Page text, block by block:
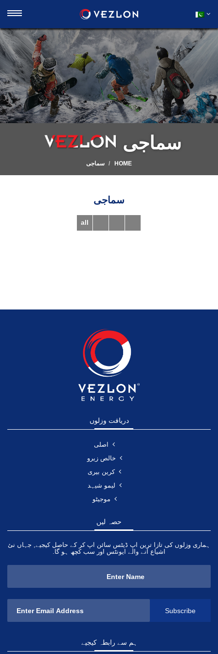
سماجی
HOME سماجی
سماجی
all
دریافت وزلوں
اصلی
خالص زیرو
کرین بیری
لیمو شیہد
موجیٹو
حصہ لیں
ہماری وزلوں کی تازا ترین اپ ڈیٹس سائن اپ کر کے حاصل کیجیے, جہاں نئ
اشیاع آنے والے ایونٹس اور سب کچھ ہو گا.
ہم سے رابطہ کیجیے